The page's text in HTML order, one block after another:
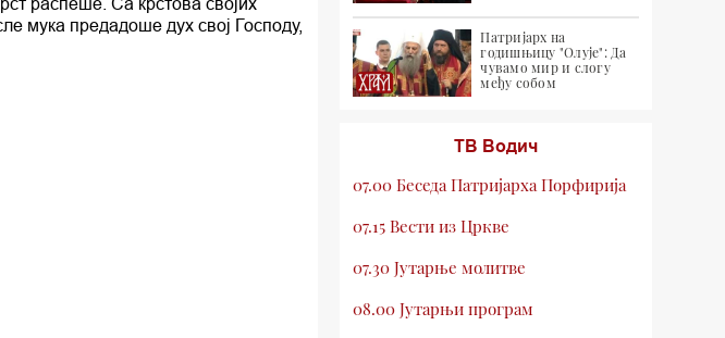
мука предадоше дух свој Господу,
Патријарх на
годишњицу "Олује": Да
чувамо мир и слогу
међу собом
ТВ Водич
07.00 Беседа Патријарха Порфирија
07.15 Вести из Цркве
07.30 Јутарње молитве
08.00 Јутарњи програм